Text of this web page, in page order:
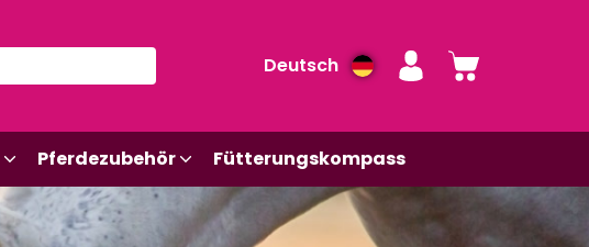
Deutsch
Pferdezubehör Fütterungskompass